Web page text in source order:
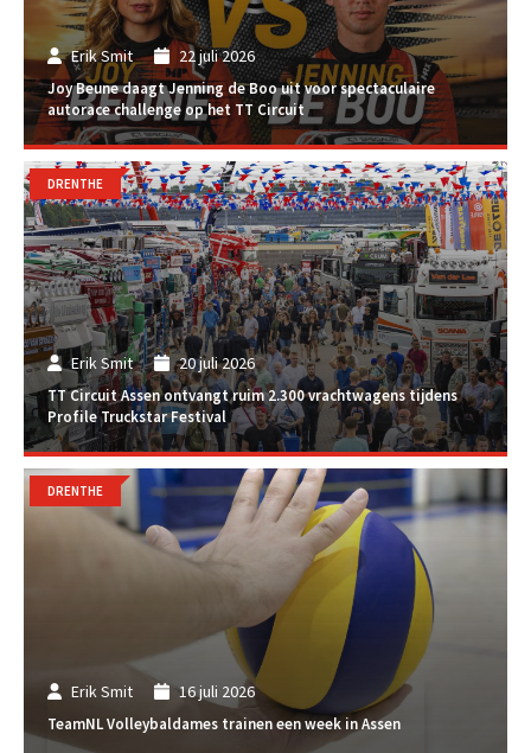
Erik Smit 22 juli 2026
Joy Beune daagt Jenning de Boo uit voor spectaculaire
autorace challenge op het TT Circuit
Erik Smit 20 juli 2026
TT Circuit Assen ontvangt ruim 2.300 vrachtwagens tijdens
Profile Truckstar Festival
DRENTHE
Erik Smit 16 juli 2026
TeamNL Volleybaldames trainen een week in Assen
DRENTHE